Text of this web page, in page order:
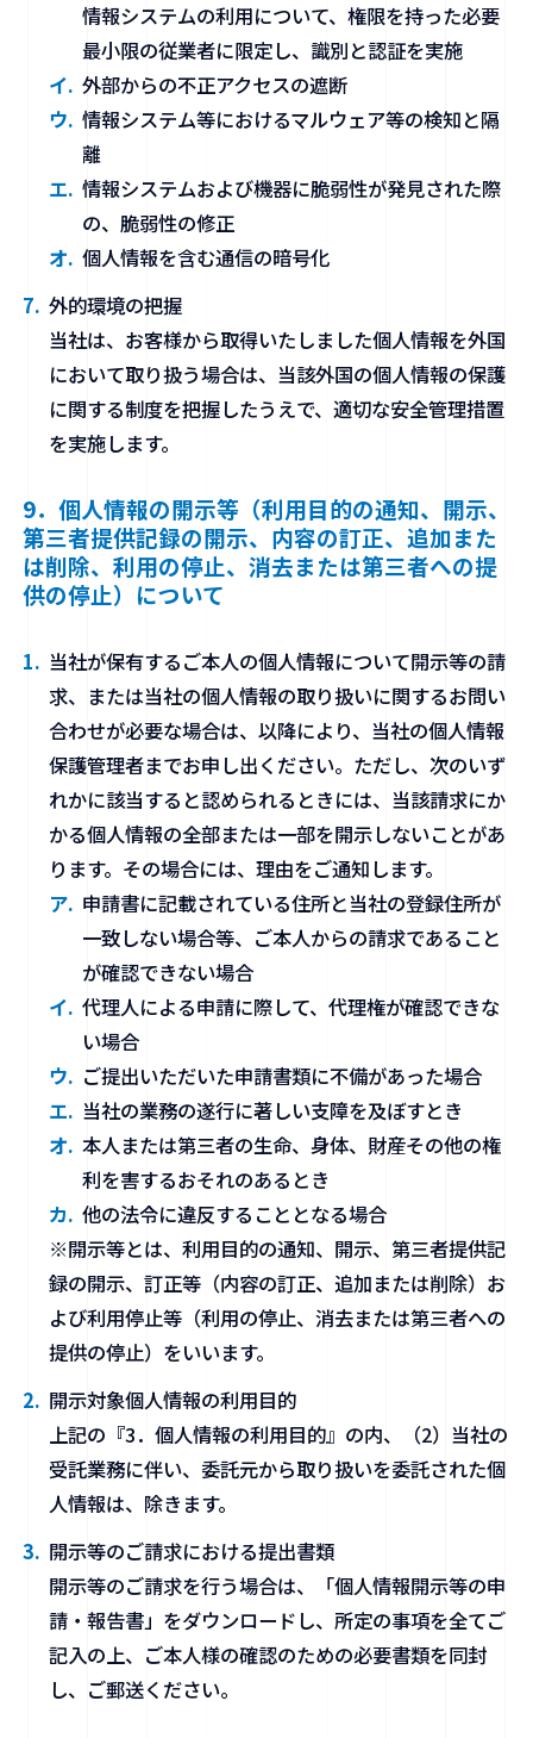
情報システムの利用について、権限を持った必要
最小限の従業者に限定し、識別と認証を実施
外部からの不正アクセスの遮断
情報システム等におけるマルウェア等の検知と隔
離
情報システムおよび機器に脆弱性が発見された際
の、脆弱性の修正
個人情報を含む通信の暗号化
外的環境の把握
当社は、お客様から取得いたしました個人情報を外国
において取り扱う場合は、当該外国の個人情報の保護
に関する制度を把握したうえで、適切な安全管理措置
を実施します。
9．個人情報の開示等（利用目的の通知、開示、
第三者提供記録の開示、内容の訂正、追加また
は削除、利用の停止、消去または第三者への提
供の停止）について
当社が保有するご本人の個人情報について開示等の請
求、または当社の個人情報の取り扱いに関するお問い
合わせが必要な場合は、以降により、当社の個人情報
保護管理者までお申し出ください。ただし、次のいず
れかに該当すると認められるときには、当該請求にか
かる個人情報の全部または一部を開示しないことがあ
ります。その場合には、理由をご通知します。
申請書に記載されている住所と当社の登録住所が
一致しない場合等、ご本人からの請求であること
が確認できない場合
代理人による申請に際して、代理権が確認できな
い場合
ご提出いただいた申請書類に不備があった場合
当社の業務の遂行に著しい支障を及ぼすとき
本人または第三者の生命、身体、財産その他の権
利を害するおそれのあるとき
他の法令に違反することとなる場合
※開示等とは、利用目的の通知、開示、第三者提供記
録の開示、訂正等（内容の訂正、追加または削除）お
よび利用停止等（利用の停止、消去または第三者への
提供の停止）をいいます。
開示対象個人情報の利用目的
上記の『3．個人情報の利用目的』の内、（2）当社の
受託業務に伴い、委託元から取り扱いを委託された個
人情報は、除きます。
開示等のご請求における提出書類
開示等のご請求を行う場合は、「個人情報開示等の申
請・報告書」をダウンロードし、所定の事項を全てご
記入の上、ご本人様の確認のための必要書類を同封
し、ご郵送ください。